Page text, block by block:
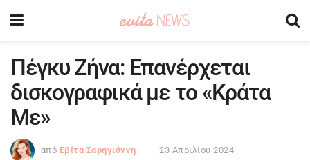
Πέγκυ Ζήνα: Επανέρχεται
δισκογραφικά με το «Κράτα
Με»
από Εβίτα Σαρηγιάννη
23 Απριλίου 2024